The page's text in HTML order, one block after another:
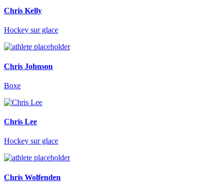
Chris Kelly
Hockey sur glace
Chris Johnson
Boxe
Chris Lee
Hockey sur glace
Chris Wolfenden